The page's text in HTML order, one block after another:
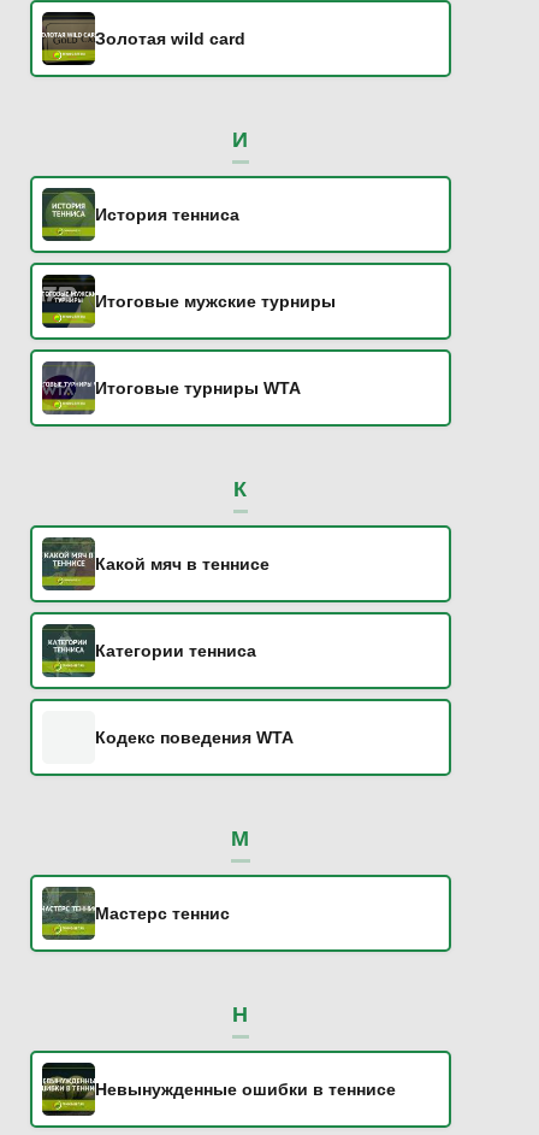
Золотая wild card
И
История тенниса
Итоговые мужские турниры
Итоговые турниры WTA
К
Какой мяч в теннисе
Категории тенниса
Кодекс поведения WTA
М
Мастерс теннис
Н
Невынужденные ошибки в теннисе